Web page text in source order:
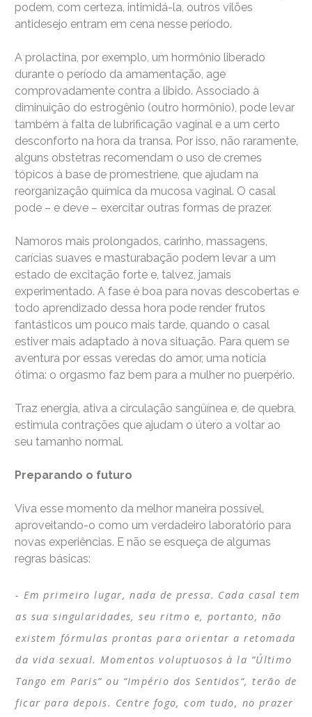
podem, com certeza, intimidá-la, outros vilões
antidesejo entram em cena nesse período.
A prolactina, por exemplo, um hormônio liberado
durante o período da amamentação, age
comprovadamente contra a libido. Associado à
diminuição do estrogênio (outro hormônio), pode levar
também à falta de lubrificação vaginal e a um certo
desconforto na hora da transa. Por isso, não raramente,
alguns obstetras recomendam o uso de cremes
tópicos à base de promestriene, que ajudam na
reorganização química da mucosa vaginal. O casal
pode – e deve – exercitar outras formas de prazer.
Namoros mais prolongados, carinho, massagens,
carícias suaves e masturabação podem levar a um
estado de excitação forte e, talvez, jamais
experimentado. A fase é boa para novas descobertas e
todo aprendizado dessa hora pode render frutos
fantásticos um pouco mais tarde, quando o casal
estiver mais adaptado à nova situação. Para quem se
aventura por essas veredas do amor, uma notícia
ótima: o orgasmo faz bem para a mulher no puerpério.
Traz energia, ativa a circulação sangüínea e, de quebra,
estimula contrações que ajudam o útero a voltar ao
seu tamanho normal.
Preparando o futuro
Viva esse momento da melhor maneira possível,
aproveitando-o como um verdadeiro laboratório para
novas experiências. E não se esqueça de algumas
regras básicas:
Em primeiro lugar, nada de pressa. Cada casal tem
as sua singularidades, seu ritmo e, portanto, não
existem fórmulas prontas para orientar a retomada
da vida sexual. Momentos voluptuosos à la “Último
Tango em Paris” ou “Império dos Sentidos“, terão de
ficar para depois. Centre fogo, com tudo, no prazer